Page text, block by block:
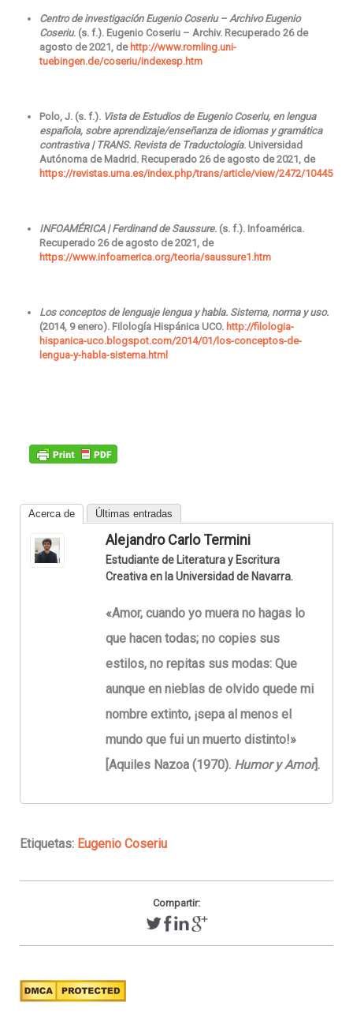
Centro de investigación Eugenio Coseriu – Archivo Eugenio
Coseriu. (s. f.). Eugenio Coseriu – Archiv. Recuperado 26 de
agosto de 2021, de http://www.romling.uni-
tuebingen.de/coseriu/indexesp.htm
Polo, J. (s. f.). Vista de Estudios de Eugenio Coseriu, en lengua
española, sobre aprendizaje/enseñanza de idiomas y gramática
contrastiva | TRANS. Revista de Traductología. Universidad
Autónoma de Madrid. Recuperado 26 de agosto de 2021, de
https://revistas.uma.es/index.php/trans/article/view/2472/10445
INFOAMÉRICA | Ferdinand de Saussure. (s. f.). Infoamérica.
Recuperado 26 de agosto de 2021, de
https://www.infoamerica.org/teoria/saussure1.htm
Los conceptos de lenguaje lengua y habla. Sistema, norma y uso.
(2014, 9 enero). Filología Hispánica UCO. http://filologia-
hispanica-uco.blogspot.com/2014/01/los-conceptos-de-
lengua-y-habla-sistema.html
Acerca de Últimas entradas
Alejandro Carlo Termini
Estudiante de Literatura y Escritura
Creativa en la Universidad de Navarra.
«Amor, cuando yo muera no hagas lo
que hacen todas; no copies sus
estilos, no repitas sus modas: Que
aunque en nieblas de olvido quede mi
nombre extinto, ¡sepa al menos el
mundo que fui un muerto distinto!»
[Aquiles Nazoa (1970). Humor y Amor].
Etiquetas: Eugenio Coseriu
Compartir: